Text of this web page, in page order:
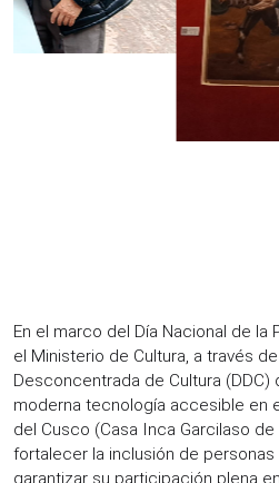
En el marco del Día Nacional de la
el Ministerio de Cultura, a través
Desconcentrada de Cultura
moderna tecnología accesible en
del Cusco (Casa Inca Garcilaso
fortalecer la inclusión de
garantizar su participación plena